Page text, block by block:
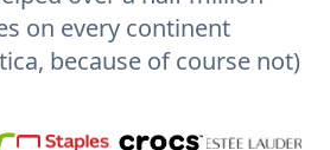
on every continent
because of course not)